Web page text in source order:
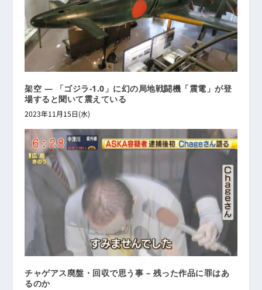
架空 ― 「ゴジラ-1.0」に幻の局地戦闘機「震電」が登
場すると聞いて震えている
2023年11月15日(水)
チャゲアス廃盤・回収で思う事 – 残った作品に罪はあ
るのか